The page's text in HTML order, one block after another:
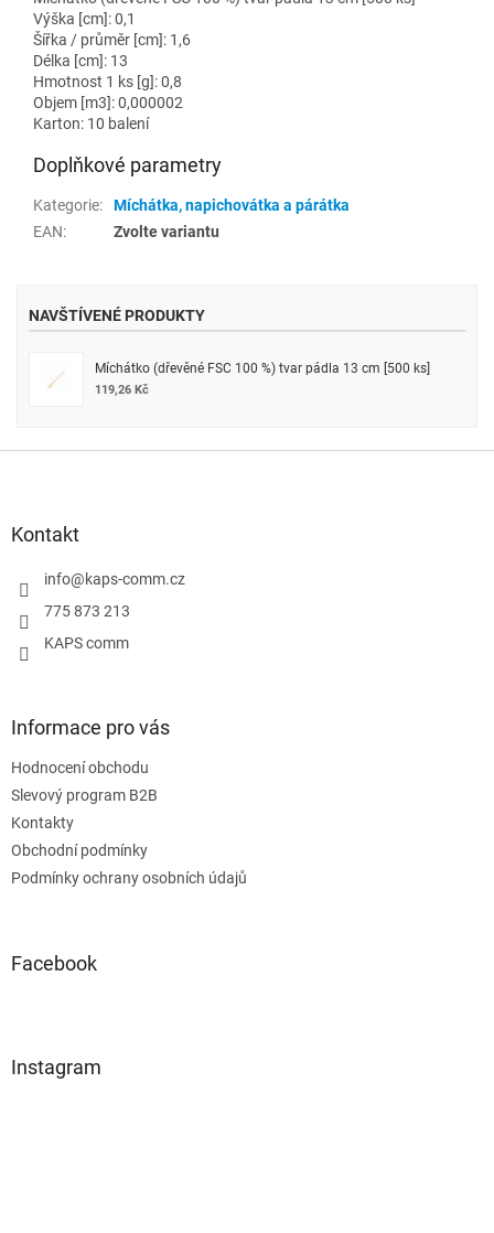
Výška [cm]: 0,1
Šířka / průměr [cm]: 1,6
Délka [cm]: 13
Hmotnost 1 ks [g]: 0,8
Objem [m3]: 0,000002
Karton: 10 balení
Doplňkové parametry
Kategorie:
Míchátka, napichovátka a párátka
EAN: Zvolte variantu
NAVŠTÍVENÉ PRODUKTY
Míchátko (dřevěné FSC 100 %) tvar pádla 13 cm [500 ks]
119,26 Kč
Kontakt
info@kaps-comm.cz
775 873 213
KAPS comm
Informace pro vás
Hodnocení obchodu
Slevový program B2B
Kontakty
Obchodní podmínky
Podmínky ochrany osobních údajů
Facebook
Instagram